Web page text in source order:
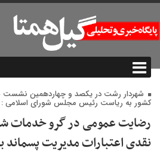
شهردار رشت در یکصد و چهاردهمین نشست
کشور به ریاست رئیس مجلس شورای اسلامی :
رضایت عمومی در گرو خدمات
نقدی اعتبارات مدیریت پسماند